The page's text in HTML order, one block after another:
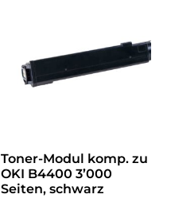
Toner-Modul komp. zu
OKI B4400 3’000
Seiten, schwarz